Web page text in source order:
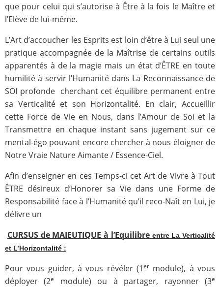
que pour celui qui s’autorise à Être à la fois le Maître et
l’Elève de lui-même.
L’Art d’accoucher les Esprits est loin d’être à Lui seul une
pratique accompagnée de la Maîtrise de certains outils
apparentés à de la magie mais un état d’ÊTRE en toute
humilité à servir l’Humanité dans La Reconnaissance de
SOI profonde cherchant cet équilibre permanent entre
sa Verticalité et son Horizontalité. En clair, Accueillir
cette Force de Vie en Nous, dans l’Amour de Soi et la
Transmettre en chaque instant sans jugement sur ce
mental-égo pouvant encore chercher à nous éloigner de
Notre Vraie Nature Aimante / Essence-Ciel.
Afin d’enseigner en ces Temps-ci cet Art de Vivre à Tout
ÊTRE désireux d’Honorer sa Vie dans une Forme de
Responsabilité face à l’Humanité qu’il reco-Naît en Lui, je
délivre un
CURSUS de MAIEUTIQUE à l’Equilibre entre La Verticalité
et L’Horizontalité :
Pour vous guider, à vous révéler (1er module), à vous
déployer (2e module) ou à partager, rayonner (3e